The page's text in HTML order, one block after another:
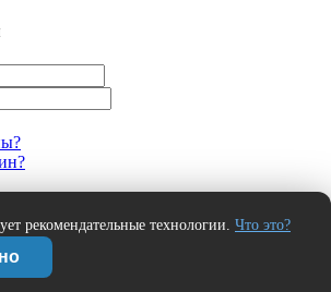
рекомендательные технологии. Что это?
об ошибке?